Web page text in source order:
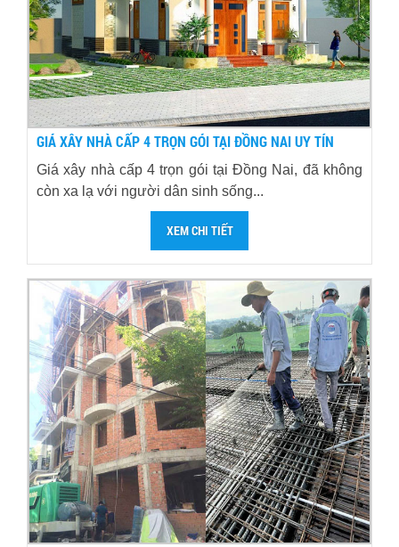
GIÁ XÂY NHÀ CẤP 4 TRỌN GÓI TẠI ĐỒNG NAI UY TÍN
Giá xây nhà cấp 4 trọn gói tại Đồng Nai, đã không
còn xa lạ với người dân sinh sống...
XEM CHI TIẾT